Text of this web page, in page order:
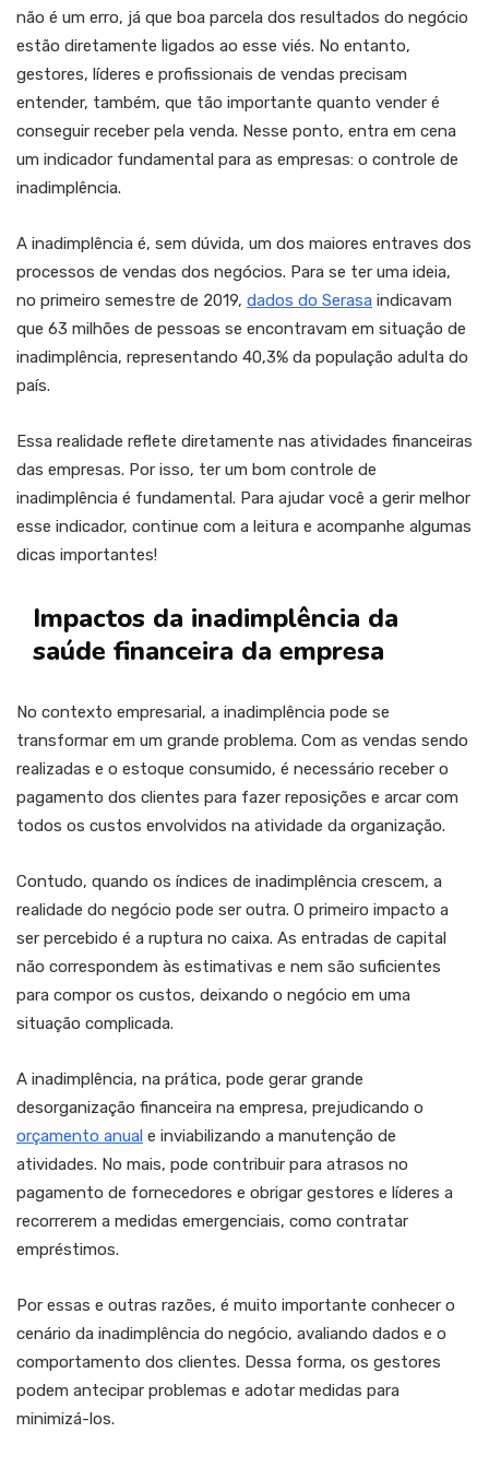
não é um erro, já que boa parcela dos resultados do negócio
estão diretamente ligados ao esse viés. No entanto,
gestores, líderes e profissionais de vendas precisam
entender, também, que tão importante quanto vender é
conseguir receber pela venda. Nesse ponto, entra em cena
um indicador fundamental para as empresas: o controle de
inadimplência.
A inadimplência é, sem dúvida, um dos maiores entraves dos
processos de vendas dos negócios. Para se ter uma ideia,
no primeiro semestre de 2019, dados do Serasa indicavam
que 63 milhões de pessoas se encontravam em situação de
inadimplência, representando 40,3% da população adulta do
país.
Essa realidade reflete diretamente nas atividades financeiras
das empresas. Por isso, ter um bom controle de
inadimplência é fundamental. Para ajudar você a gerir melhor
esse indicador, continue com a leitura e acompanhe algumas
dicas importantes!
Impactos da inadimplência da
saúde financeira da empresa
No contexto empresarial, a inadimplência pode se
transformar em um grande problema. Com as vendas sendo
realizadas e o estoque consumido, é necessário receber o
pagamento dos clientes para fazer reposições e arcar com
todos os custos envolvidos na atividade da organização.
Contudo, quando os índices de inadimplência crescem, a
realidade do negócio pode ser outra. O primeiro impacto a
ser percebido é a ruptura no caixa. As entradas de capital
não correspondem às estimativas e nem são suficientes
para compor os custos, deixando o negócio em uma
situação complicada.
A inadimplência, na prática, pode gerar grande
desorganização financeira na empresa, prejudicando o
orçamento anual e inviabilizando a manutenção de
atividades. No mais, pode contribuir para atrasos no
pagamento de fornecedores e obrigar gestores e líderes a
recorrerem a medidas emergenciais, como contratar
empréstimos.
Por essas e outras razões, é muito importante conhecer o
cenário da inadimplência do negócio, avaliando dados e o
comportamento dos clientes. Dessa forma, os gestores
podem antecipar problemas e adotar medidas para
minimizá-los.